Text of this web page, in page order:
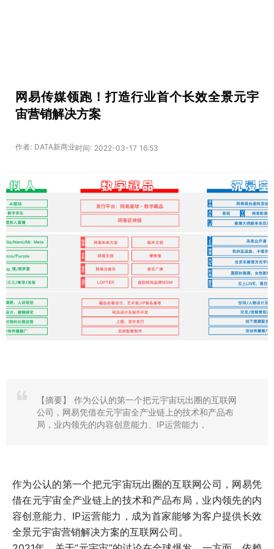
网易传媒领跑！打造行业首个长效全景元宇
宙营销解决方案
作者: DATA新商业时间: 2022-03-17 16:53
【摘要】
作为公认的第一个把元宇宙玩出圈的互联网
公司，网易凭借在元宇宙全产业链上的技术和产品布
局，业内领先的内容创意能力、IP运营能力，
作为公认的第一个把元宇宙玩出圈的互联网公司，网易凭
借在元宇宙全产业链上的技术和产品布局，业内领先的内
容创意能力、IP运营能力，成为首家能够为客户提供长效
全景元宇宙营销解决方案的互联网公司。